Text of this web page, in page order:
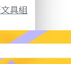
具組